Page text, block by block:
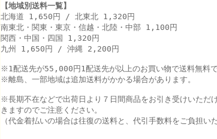
【地域別送料一覧】
北海道 1,650円 / 北東北 1,320円
南東北・関東・東京・信越・北陸・中部 1,100円
関西・中国・四国 1,320円
九州 1,650円 / 沖縄 2,200円
※ 1配送先が55,000円1配送先が以上のお買い物で送料無料で
※離島、一部地域は追加送料がかかる場合があります。
※長期不在などで出荷日より７日間商品をお引き受けいただ
きますのでご注意ください。
（代金着払いの場合は往復の送料と、代引手数料をご負担い